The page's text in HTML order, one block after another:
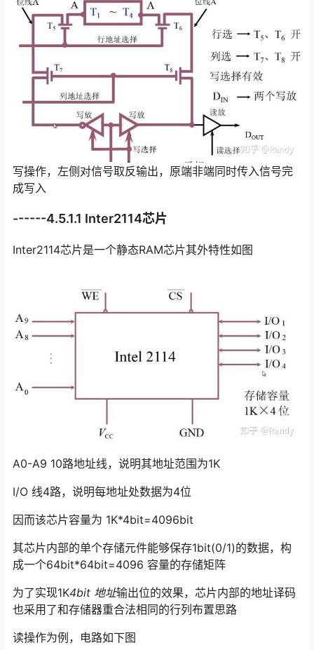
写操作，左侧对信号取反输出，原端非端同时传入信号完
成写入
------4.5.1.1 Inter2114芯片
Inter2114芯片是一个静态RAM芯片其外特性如图
A0-A9 10路地址线，说明其地址范围为1K
I/O 线4路，说明每地址处数据为4位
因而该芯片容量为 1K*4bit=4096bit
其芯片内部的单个存储元件能够保存1bit(0/1)的数据，构
成一个64bit*64bit=4096 容量的存储矩阵
为了实现1K4bit 地址输出位的效果，芯片内部的地址译码
也采用了和存储器重合法相同的行列布置思路
读操作为例，电路如下图